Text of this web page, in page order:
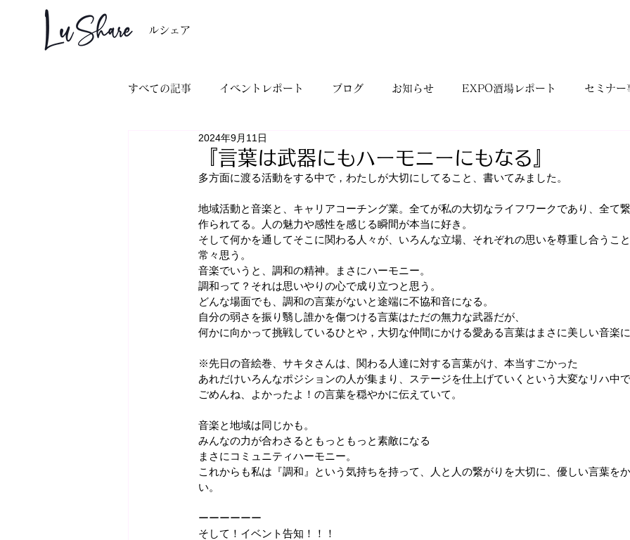
ルシェア
すべての記事 イベントレポート ブログ お知らせ EXPO酒場レポート セミナー
コーチセラピー事例
『言葉は武器にもハーモニーにもなる』
2024年9月11日
多方面に渡る活動をする中で，わたしが大切にしてること、書いてみました。
地域活動と音楽と、キャリアコーチング業。全てが私の大切なライフワークであり、全て
作られてる。人の魅力や感性を感じる瞬間が本当に好き。
そして何かを通してそこに関わる人々が、いろんな立場、それぞれの思いを尊重し合うこと
常々思う。
音楽でいうと、調和の精神。まさにハーモニー。
調和って？それは思いやりの心で成り立つと思う。
どんな場面でも、調和の言葉がないと途端に不協和音になる。
自分の弱さを振り翳し誰かを傷つける言葉はただの無力な武器だが、
何かに向かって挑戦しているひとや，大切な仲間にかける愛ある言葉はまさに美しい音楽に
※先日の音絵巻、サキタさんは、関わる人達に対する言葉がけ、本当すごかった
あれだけいろんなポジションの人が集まり、ステージを仕上げていくという大変なリハ中で
ごめんね、よかったよ！の言葉を穏やかに伝えていて。
音楽と地域は同じかも。
みんなの力が合わさるともっともっと素敵になる
まさにコミュニティハーモニー。
これからも私は『調和』という気持ちを持って、人と人の繋がりを大切に、優しい言葉を
い。
ーーーーーー
そして！イベント告知！！！